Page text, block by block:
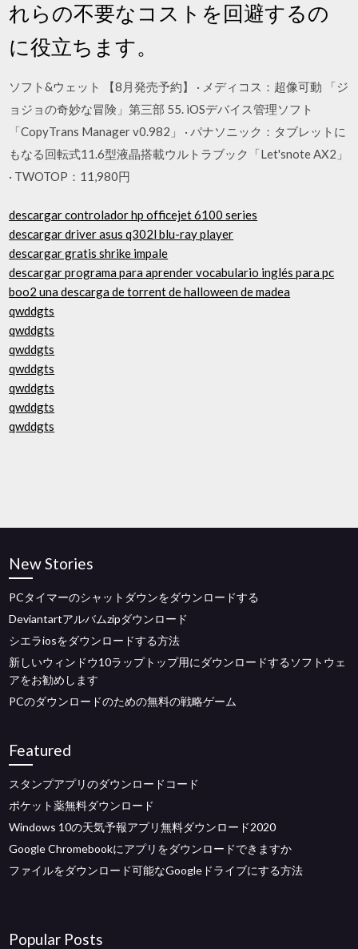
れらの不要なコストを回避するの
に役立ちます。
ソフト&ウェット 【8月発売予約】 · メディコス：超像可動 「ジ
ョジョの奇妙な冒険」第三部 55. iOSデバイス管理ソフト
「CopyTrans Manager v0.982」 · パナソニック：タブレットに
もなる回転式11.6型液晶搭載ウルトラブック「Let'snote AX2」
· TWOTOP：11,980円
descargar controlador hp officejet 6100 series
descargar driver asus q302l blu-ray player
descargar gratis shrike impale
descargar programa para aprender vocabulario inglés para pc
boo2 una descarga de torrent de halloween de madea
qwddgts
qwddgts
qwddgts
qwddgts
qwddgts
qwddgts
qwddgts
New Stories
PCタイマーのシャットダウンをダウンロードする
Deviantartアルバムzipダウンロード
シエラiosをダウンロードする方法
新しいウィンドウ10ラップトップ用にダウンロードするソフトウェ
アをお勧めします
PCのダウンロードのための無料の戦略ゲーム
Featured
スタンプアプリのダウンロードコード
ポケット薬無料ダウンロード
Windows 10の天気予報アプリ無料ダウンロード2020
Google Chromebookにアプリをダウンロードできますか
ファイルをダウンロード可能なGoogleドライブにする方法
Popular Posts